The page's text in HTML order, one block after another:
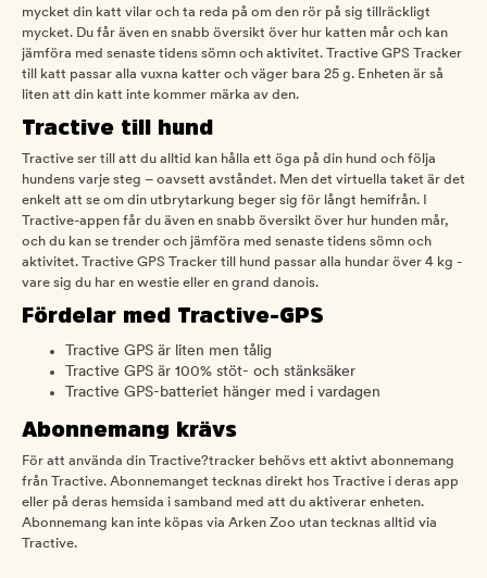
mycket din katt vilar och ta reda på om den rör på sig tillräckligt
mycket. Du får även en snabb översikt över hur katten mår och kan
jämföra med senaste tidens sömn och aktivitet. Tractive GPS Tracker
till katt passar alla vuxna katter och väger bara 25 g. Enheten är så
liten att din katt inte kommer märka av den.
Tractive till hund
Tractive ser till att du alltid kan hålla ett öga på din hund och följa
hundens varje steg – oavsett avståndet. Men det virtuella taket är det
enkelt att se om din utbrytarkung beger sig för långt hemifrån. I
Tractive-appen får du även en snabb översikt över hur hunden mår,
och du kan se trender och jämföra med senaste tidens sömn och
aktivitet. Tractive GPS Tracker till hund passar alla hundar över 4 kg -
vare sig du har en westie eller en grand danois.
Fördelar med Tractive-GPS
Tractive GPS är liten men tålig
Tractive GPS är 100% stöt- och stänksäker
Tractive GPS-batteriet hänger med i vardagen
Abonnemang krävs
För att använda din Tractive?tracker behövs ett aktivt abonnemang
från Tractive. Abonnemanget tecknas direkt hos Tractive i deras app
eller på deras hemsida i samband med att du aktiverar enheten.
Abonnemang kan inte köpas via Arken Zoo utan tecknas alltid via
Tractive.